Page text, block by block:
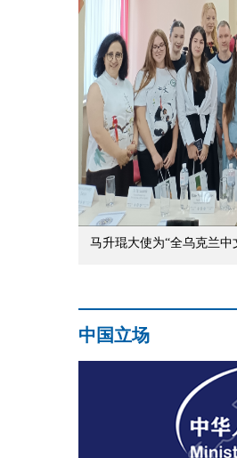
使为“全乌克兰中文教师职业能力提升培
中国立场